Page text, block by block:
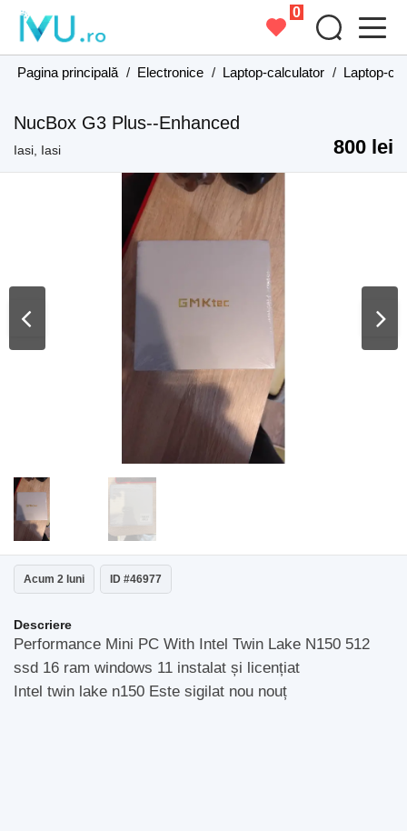
0
Pagina principală / Electronice / Laptop-calculator / Laptop-
NucBox G3 Plus--Enhanced
Iasi, Iasi 800 lei
Acum 2 luni ID #46977
Descriere
Performance Mini PC With Intel Twin Lake N150 512
ssd 16 ram windows 11 instalat și licențiat
Intel twin lake n150 Este sigilat nou nouț